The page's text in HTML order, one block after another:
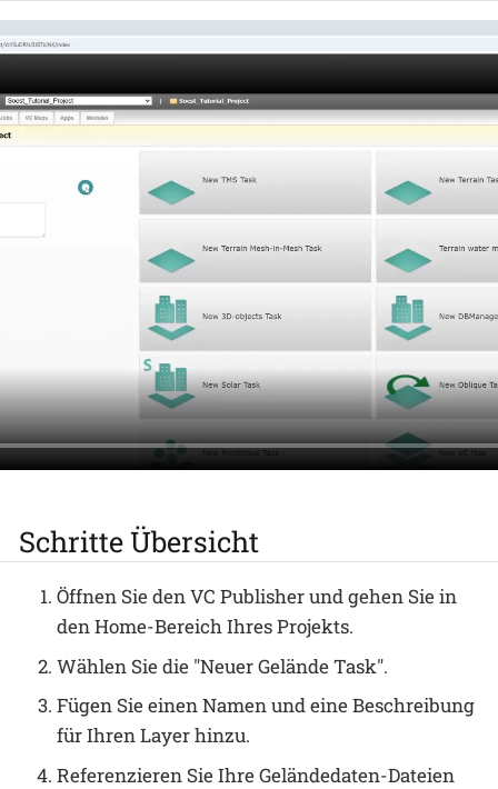
Schritte Übersicht
Öffnen Sie den VC Publisher und gehen Sie in
den Home-Bereich Ihres Projekts.
Wählen Sie die "Neuer Gelände Task".
Fügen Sie einen Namen und eine Beschreibung
für Ihren Layer hinzu.
Referenzieren Sie Ihre Geländedaten-Dateien